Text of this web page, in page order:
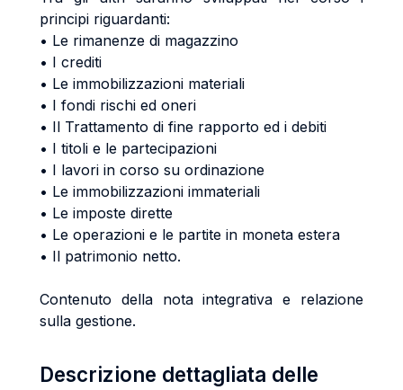
principi riguardanti:
• Le rimanenze di magazzino
• I crediti
• Le immobilizzazioni materiali
• I fondi rischi ed oneri
• Il Trattamento di fine rapporto ed i debiti
• I titoli e le partecipazioni
• I lavori in corso su ordinazione
• Le immobilizzazioni immateriali
• Le imposte dirette
• Le operazioni e le partite in moneta estera
• Il patrimonio netto.
Contenuto della nota integrativa e relazione
sulla gestione.
Descrizione dettagliata delle